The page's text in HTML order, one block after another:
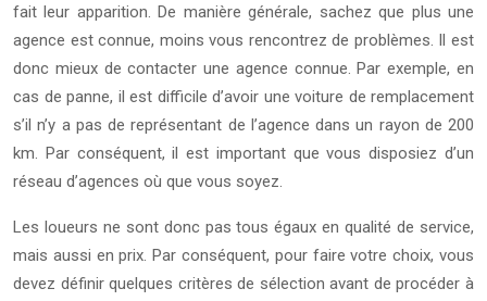
fait leur apparition. De manière générale, sachez que plus une
agence est connue, moins vous rencontrez de problèmes. Il est
donc mieux de contacter une agence connue. Par exemple, en
cas de panne, il est difficile d’avoir une voiture de remplacement
s’il n’y a pas de représentant de l’agence dans un rayon de 200
km. Par conséquent, il est important que vous disposiez d’un
réseau d’agences où que vous soyez.
Les loueurs ne sont donc pas tous égaux en qualité de service,
mais aussi en prix. Par conséquent, pour faire votre choix, vous
devez définir quelques critères de sélection avant de procéder à